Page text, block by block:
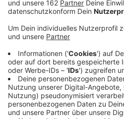
"einfach machen" worauf er
gehören Tracks wie "Bye Bye
YouNotUs zusammen
Schulte Fans erster Stunde
selbstverständlich auch auf
ein Mix aus verschiedenen
Geschmack vieler Leute
Anzeige